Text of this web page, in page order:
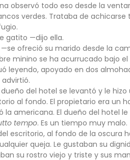
observó todo eso desde la
verdes. Trataba de
gatito —dijo ella.
ofreció su marido desde la
minino se ha acurrucado bajo
leyendo, apoyado en dos
del hotel se levantó y le
al fondo. El propietario era un
la americana. El dueño del hotel
tempo. Es un tiempo muy malo.
escritorio, al fondo de la oscura
queja. Le gustaban su
su rostro viejo y triste y sus